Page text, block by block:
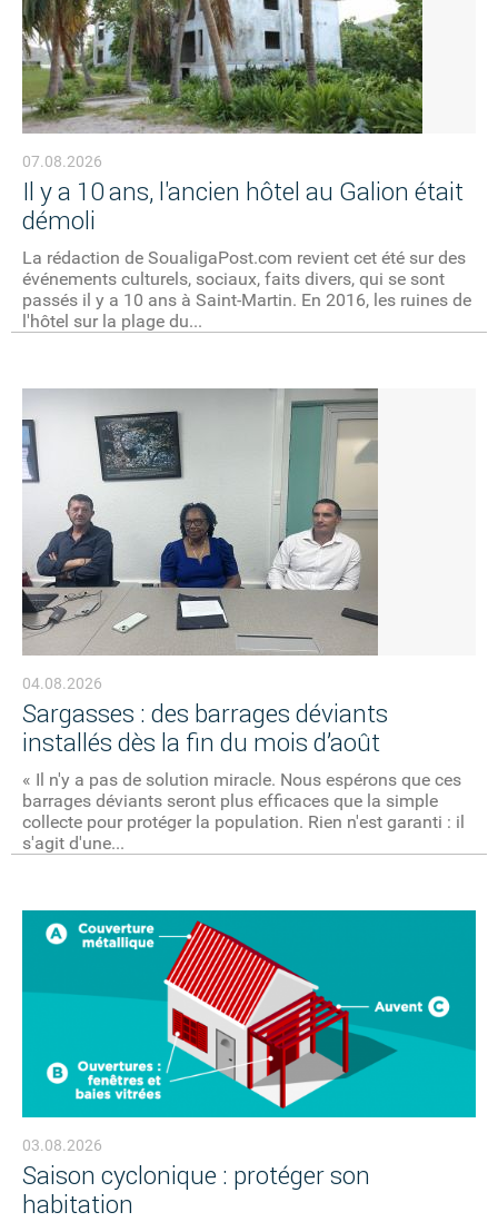
07.08.2026
Il y a 10 ans, l'ancien hôtel au Galion était
démoli
La rédaction de SoualigaPost.com revient cet été sur des
événements culturels, sociaux, faits divers, qui se sont
passés il y a 10 ans à Saint-Martin. En 2016, les ruines de
l'hôtel sur la plage du...
04.08.2026
Sargasses : des barrages déviants
installés dès la fin du mois d’août
« Il n'y a pas de solution miracle. Nous espérons que ces
barrages déviants seront plus efficaces que la simple
collecte pour protéger la population. Rien n'est garanti : il
s'agit d'une...
03.08.2026
Saison cyclonique : protéger son
habitation